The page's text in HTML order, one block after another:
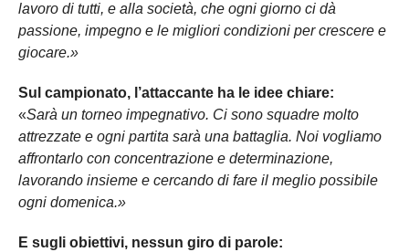
lavoro di tutti, e alla società, che ogni giorno ci dà
passione, impegno e le migliori condizioni per crescere e
giocare.»
Sul campionato, l’attaccante ha le idee chiare:
«Sarà un torneo impegnativo. Ci sono squadre molto
attrezzate e ogni partita sarà una battaglia. Noi vogliamo
affrontarlo con concentrazione e determinazione,
lavorando insieme e cercando di fare il meglio possibile
ogni domenica.»
E sugli obiettivi, nessun giro di parole: